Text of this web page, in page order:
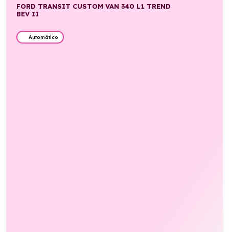
FORD TRANSIT CUSTOM VAN 340 L1 TREND
BEV II
Automático